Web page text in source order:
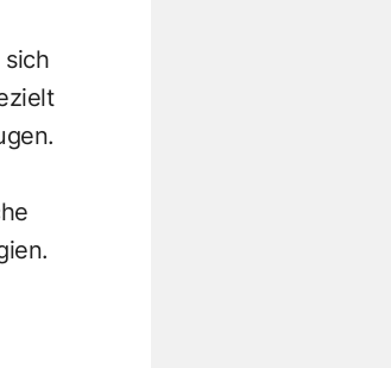
sich